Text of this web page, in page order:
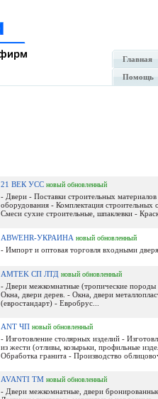
Главная
Помощь
21 ВЕК УСС новый обновленный
- Двери - Поставки строительных материалов
оборудования - Комплектация строительных
Смеси сухие строительные, шпаклевки -
ABWEHR-УКРАИНА новый обновленный
- Импорт и оптовая торговля входными
AMTEK СП ЛТД новый обновленный
- Двери межкомнатные (тропические породы
Окна, двери дерев. - Окна, двери
(евростандарт) - Евробрус...
ANT ЧП новый обновленный
- Изготовление столярных изделий -
из жести (отливы, козырьки, профильные
Обработка гранита - Производство
AVANTI ТМ новый обновленный
- Двери межкомнатные, двери